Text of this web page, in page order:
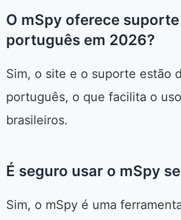
O mSpy oferece suporte
português em 2026?
Sim, o site e o suporte estão
português, o que facilita o
brasileiros.
É seguro usar o mSpy
Sim, o mSpy é uma